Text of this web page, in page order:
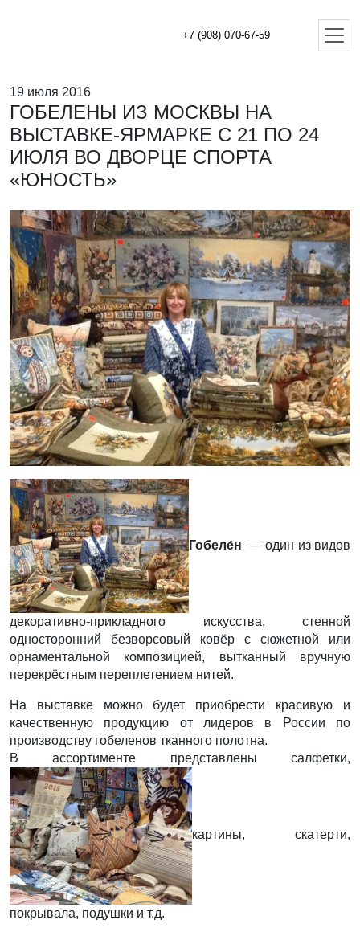
+7 (908) 070-67-59
19 июля 2016
ГОБЕЛЕНЫ ИЗ МОСКВЫ НА
ВЫСТАВКЕ-ЯРМАРКЕ С 21 ПО 24
ИЮЛЯ ВО ДВОРЦЕ СПОРТА
«ЮНОСТЬ»
Гобеле́н — один из видов
декоративно-прикладного искусства, стенной
односторонний безворсовый ковёр с сюжетной или
орнаментальной композицией, вытканный вручную
перекрёстным переплетением нитей.
На выставке можно будет приобрести красивую и
качественную продукцию от лидеров в России по
производству гобеленов тканного полотна.
В ассортименте представлены салфетки,
картины, скатерти,
покрывала, подушки и т.д.